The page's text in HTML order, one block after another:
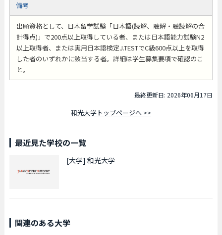
備考
出願資格として、日本留学試験「日本語(読解、聴解・聴読解の合
計得点)」で200点以上取得している者、または日本語能力試験N2
以上取得者、または実用日本語検定J.TESTでC級600点以上を取得
した者のいずれかに該当する者。詳細は学生募集要項で確認のこ
と。
最終更新日: 2026年06月17日
和光大学トップページへ >>
最近見た学校の一覧
[大学] 和光大学
関連のある大学